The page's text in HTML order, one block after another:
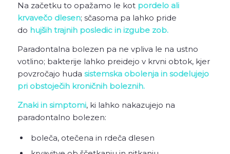
Na začetku to opažamo le kot pordelo ali
krvavečo dlesen; sčasoma pa lahko pride
do hujših trajnih posledic in izgube zob.
Paradontalna bolezen pa ne vpliva le na ustno
votlino; bakterije lahko preidejo v krvni obtok, kjer
povzročajo huda sistemska obolenja in sodelujejo
pri obstoječih kroničnih boleznih.
Znaki in simptomi, ki lahko nakazujejo na
paradontalno bolezen:
boleča, otečena in rdeča dlesen